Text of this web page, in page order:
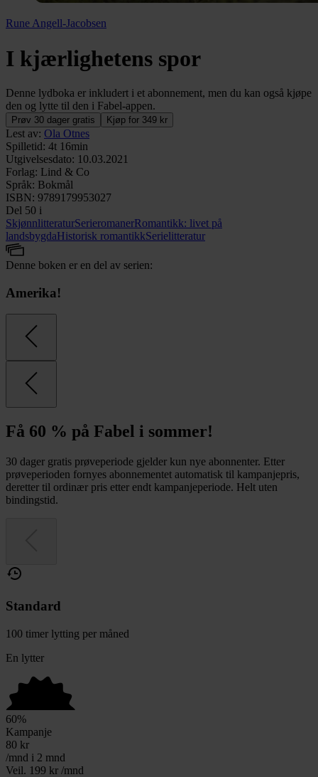
Rune Angell-Jacobsen
I kjærlighetens spor
Denne lydboka er inkludert i et abonnement, men du kan også kjøpe
den og lytte til den i Fabel-appen.
Prøv 30 dager gratis Kjøp for 349 kr
Lest av: Ola Otnes
Spilletid: 4t 16min
Utgivelsesdato: 10.03.2021
Forlag: Lind & Co
Språk: Bokmål
ISBN: 9789179953027
Del 50 i
SkjønnlitteraturSerieromanerRomantikk: livet på
landsbygdaHistorisk romantikkSerielitteratur
Denne boken er en del av serien:
Amerika!
Få 60 % på Fabel i sommer!
30 dager gratis prøveperiode gjelder kun nye abonnenter. Etter
prøveperioden fornyes abonnementet automatisk til kampanjepris,
deretter til ordinær pris etter endt kampanjeperiode. Helt uten
bindingstid.
Standard
100 timer lytting per måned
En lytter
60%
Kampanje
80 kr
/mnd i 2 mnd
Veil. 199 kr /mnd